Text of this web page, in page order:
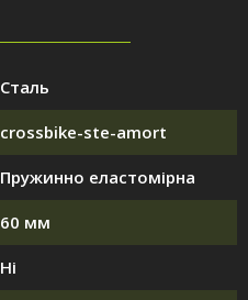
Сталь
crossbike-ste-amort
Пружинно еластомірна
60 мм
Ні